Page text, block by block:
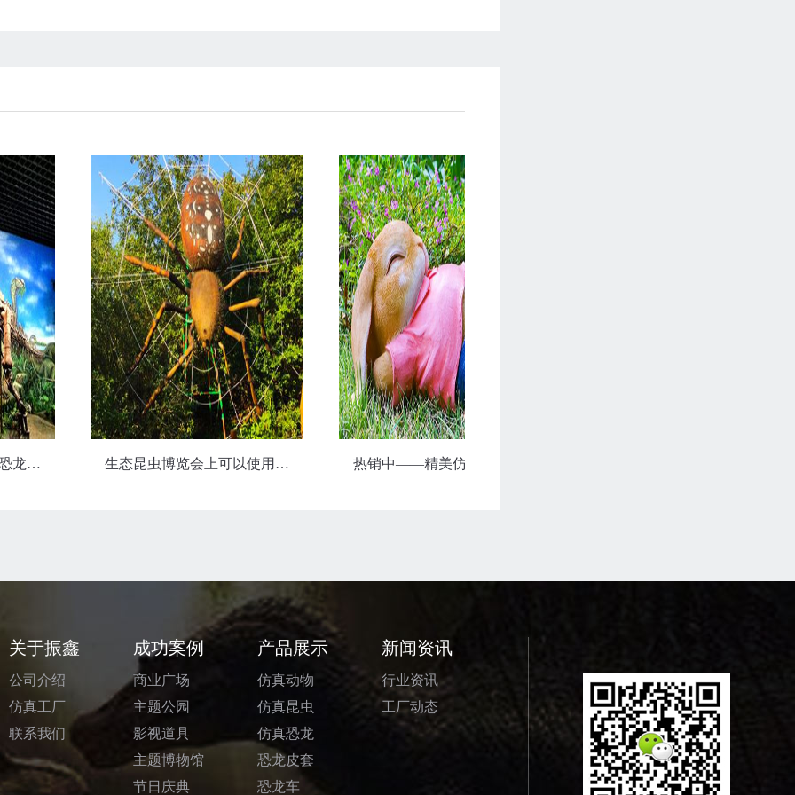
仿真恐龙骨架场景 生态昆虫博览会上可以使用哪些仿真昆虫 热销中——精美仿真动物组合
关于振鑫
公司介绍
仿真工厂
联系我们
成功案例
商业广场
主题公园
影视道具
主题博物馆
节日庆典
产品展示
仿真动物
仿真昆虫
仿真恐龙
恐龙皮套
恐龙车
新闻资讯
行业资讯
工厂动态